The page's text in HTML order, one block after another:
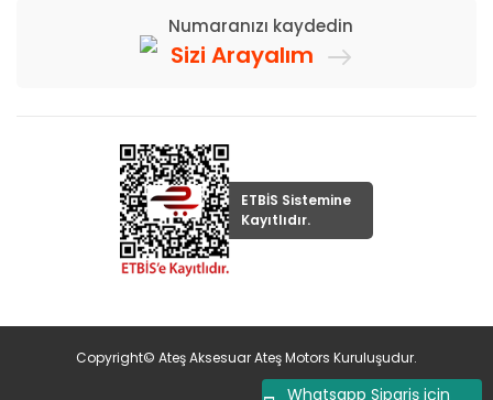
Whatsapp Sipariş için
Numaranızı kaydedin
Sizi Arayalım
ETBİS Sistemine
Kayıtlıdır.
Copyright© Ateş Aksesuar Ateş Motors Kuruluşudur.